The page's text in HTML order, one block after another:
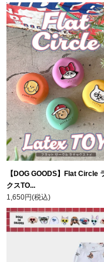
【DOG GOODS】Flat Circle
クスTO...
1,650円(税込)